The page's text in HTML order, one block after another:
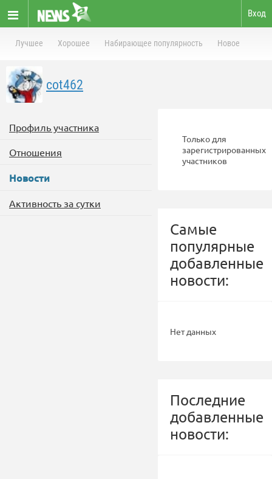
Вход
Лучшее Хорошее Набирающее популярность Новое
cot462
Профиль участника
Отношения
Новости
Активность за сутки
Только для
зарегистрированных
участников
Самые
популярные
добавленные
новости:
Нет данных
Последние
добавленные
новости: